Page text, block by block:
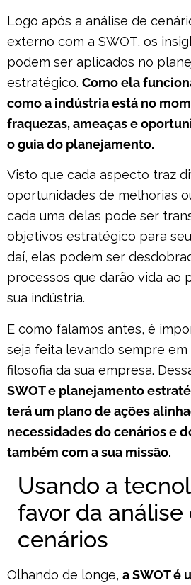
Logo após a análise de
externo com a SWOT, os
podem ser aplicados no
estratégico. Como ela
como a indústria está no
fraquezas, ameaças e
o guia do planejamento.
Visto que cada aspecto traz
oportunidades de melhorias
cada uma delas pode ser
objetivos estratégico para
daí, elas podem ser
processos que darão vida ao
sua indústria.
E como falamos antes, é
seja feita levando sempre em
filosofia da sua empresa.
SWOT e planejamento
terá um plano de ações
necessidades do cenários e
também com a sua missão.
Usando a
favor da análise
cenários
Olhando de longe, a SWOT é